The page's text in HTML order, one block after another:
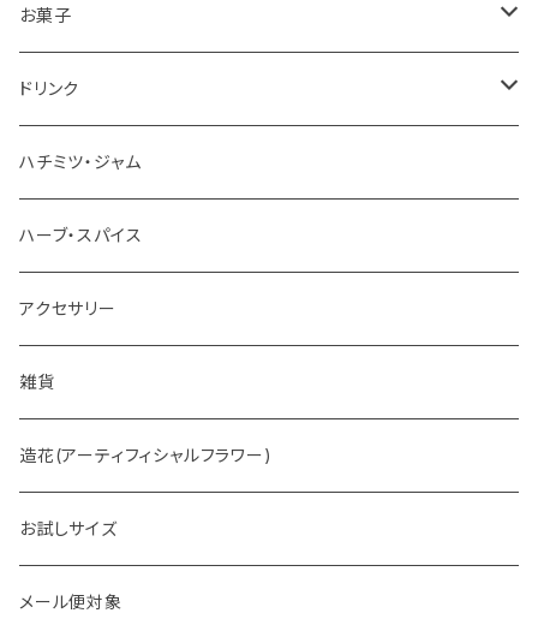
お菓子
チョコレート
ドリンク
お茶
ホットチョコレート
ハチミツ・ジャム
ハーブ・スパイス
アクセサリー
雑貨
造花(アーティフィシャルフラワー)
お試しサイズ
メール便対象